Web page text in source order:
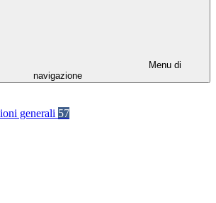
Menu di
navigazione
generali 57